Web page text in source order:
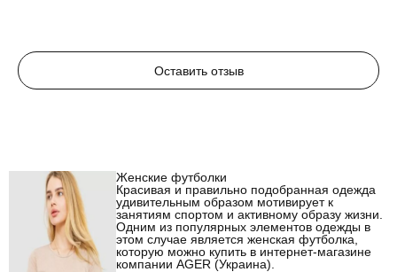
Оставить отзыв
Женские футболки
Красивая и правильно подобранная одежда
удивительным образом мотивирует к
занятиям спортом и активному образу жизни.
Одним из популярных элементов одежды в
этом случае является женская футболка,
которую можно купить в интернет-магазине
компании AGER (Украина).